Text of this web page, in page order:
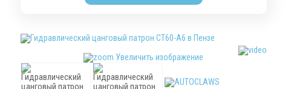
Увеличить изображение